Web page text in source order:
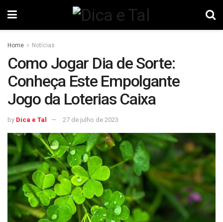
Home Notícias
Como Jogar Dia de Sorte:
Conheça Este Empolgante
Jogo da Loterias Caixa
by Dica e Tal 27 de julho de 2023